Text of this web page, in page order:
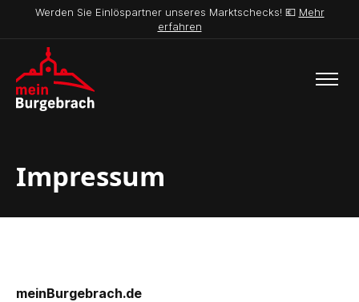
Werden Sie Einlöspartner unseres Marktschecks! 💶 Mehr
erfahren
Impressum
meinBurgebrach.de